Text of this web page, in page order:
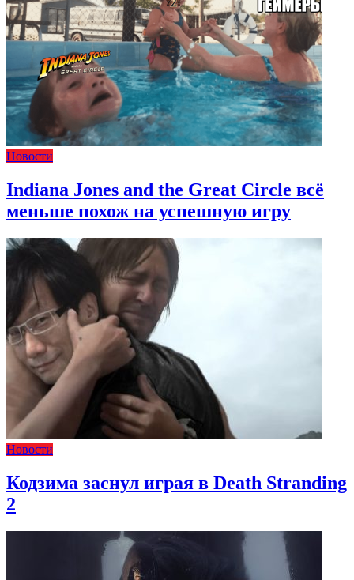
Новости
Indiana Jones and the Great Circle всё
меньше похож на успешную игру
Новости
Кодзима заснул играя в Death Stranding
2